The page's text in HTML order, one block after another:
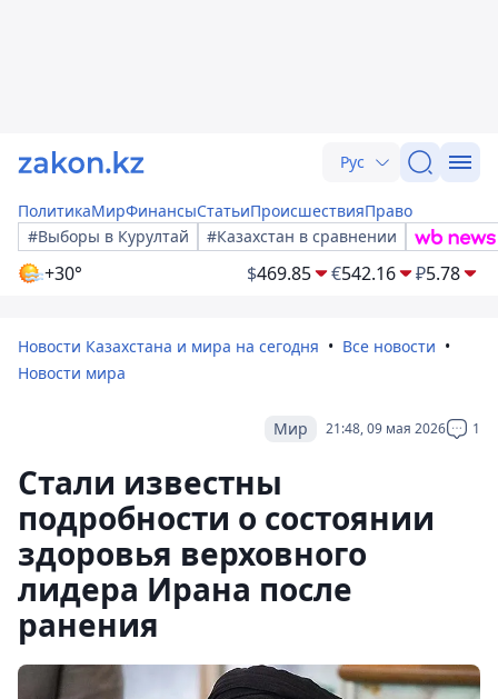
Рус
ПолитикаМирФинансыСтатьиПроисшествияПраво
#Выборы в Курултай
#Казахстан в сравнении
+30° $469.85 €542.16 ₽5.78
Новости Казахстана и мира на сегодня
Все новости
Новости мира
21:48, 09 мая 2026 1
Мир
Стали известны
подробности о состоянии
здоровья верховного
лидера Ирана после
ранения